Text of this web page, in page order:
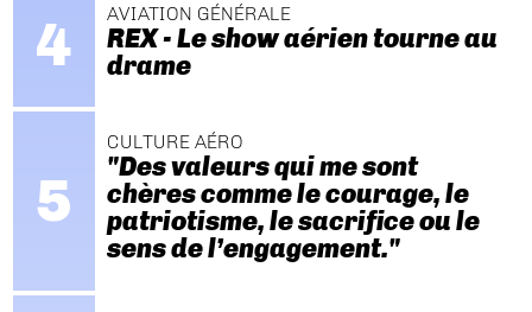
AVIATION GÉNÉRALE
REX - Le show aérien tourne au
drame
CULTURE AÉRO
"Des valeurs qui me sont
chères comme le courage, le
patriotisme, le sacrifice ou le
sens de l’engagement."